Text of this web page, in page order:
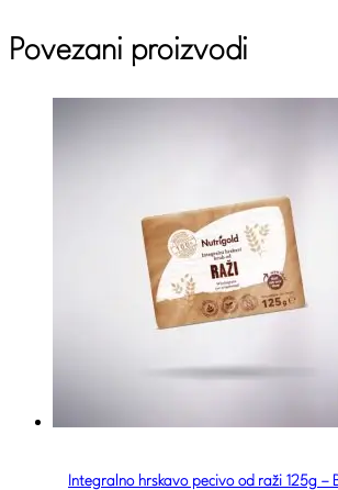
Povezani proizvodi
Integralno hrskavo pecivo od raži 125g –